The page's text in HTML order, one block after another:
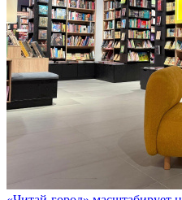
«Читай-город» масштабирует